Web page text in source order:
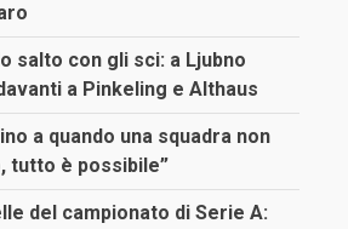
salto con gli sci: a Ljubno
a Pinkeling e Althaus
a quando una squadra non
tutto è possibile”
del campionato di Serie A: